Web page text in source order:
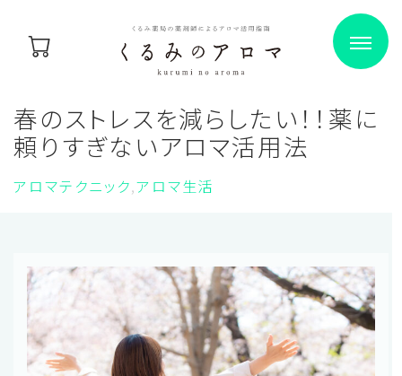
春のストレスを減らしたい！！薬に
頼りすぎないアロマ活用法
アロマテクニック アロマ生活